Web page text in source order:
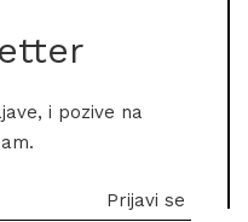
i pozive na